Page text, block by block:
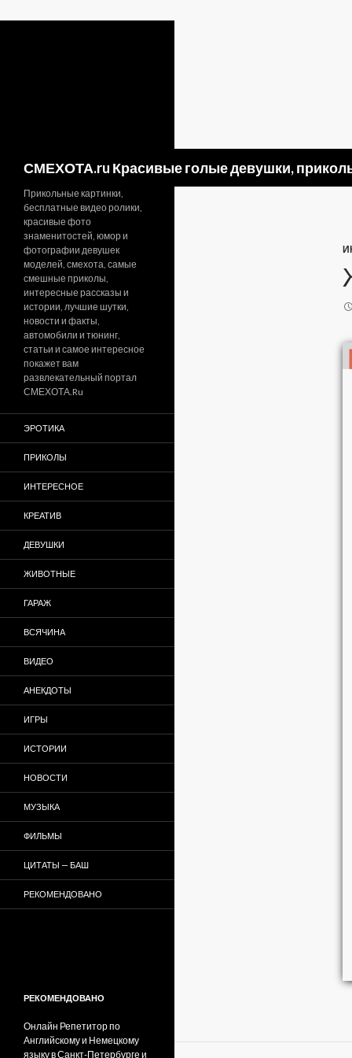
СМЕХОТА.ru Красивые голые девушки,
Прикольные картинки,
бесплатные видео ролики,
красивые фото
знаменитостей, юмор и
фотографии девушек
моделей, смехота, самые
смешные приколы,
интересные рассказы и
истории, лучшие шутки,
новости и факты,
автомобили и тюнинг,
статьи и самое интересное
покажет вам
развлекательный портал
СМЕХОТА.Ru
ЭРОТИКА
ПРИКОЛЫ
ИНТЕРЕСНОЕ
КРЕАТИВ
ДЕВУШКИ
ЖИВОТНЫЕ
ГАРАЖ
ВСЯЧИНА
ВИДЕО
АНЕКДОТЫ
ИГРЫ
ИСТОРИИ
НОВОСТИ
МУЗЫКА
ФИЛЬМЫ
ЦИТАТЫ — БАШ
РЕКОМЕНДОВАНО
РЕКОМЕНДОВАНО
Онлайн Репетитор по
Английскому и Немецкому
языку в Санкт-Петербурге и